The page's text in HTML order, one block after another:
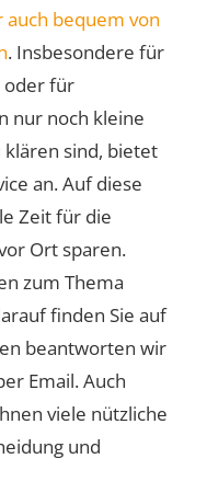
auch bequem von
. Insbesondere für
oder für
nur noch kleine
sind, bietet
an. Auf diese
Zeit für die
Ort sparen.
zum Thema
finden Sie auf
beantworten wir
Email. Auch
viele nützliche
und